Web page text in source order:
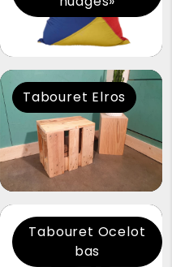
Tabouret Elros
Tabouret Ocelot
bas